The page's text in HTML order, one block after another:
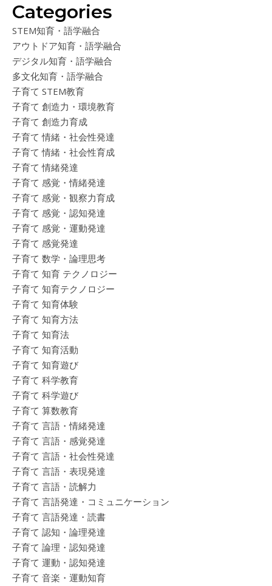
Categories
STEM知育・語学融合
アウトドア知育・語学融合
デジタル知育・語学融合
多文化知育・語学融合
子育て STEM教育
子育て 創造力・環境教育
子育て 創造力育成
子育て 情緒・社会性発達
子育て 情緒・社会性育成
子育て 情緒発達
子育て 感覚・情緒発達
子育て 感覚・観察力育成
子育て 感覚・認知発達
子育て 感覚・運動発達
子育て 感覚発達
子育て 数学・論理思考
子育て 知育 テクノロジー
子育て 知育テクノロジー
子育て 知育体験
子育て 知育方法
子育て 知育法
子育て 知育活動
子育て 知育遊び
子育て 科学教育
子育て 科学遊び
子育て 算数教育
子育て 言語・情緒発達
子育て 言語・感覚発達
子育て 言語・社会性発達
子育て 言語・表現発達
子育て 言語・読解力
子育て 言語発達・コミュニケーション
子育て 言語発達・読書
子育て 認知・論理発達
子育て 論理・認知発達
子育て 運動・認知発達
子育て 音楽・運動知育